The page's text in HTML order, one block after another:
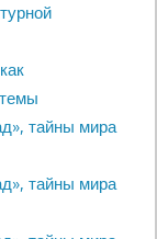
тайны мира
тайны мира